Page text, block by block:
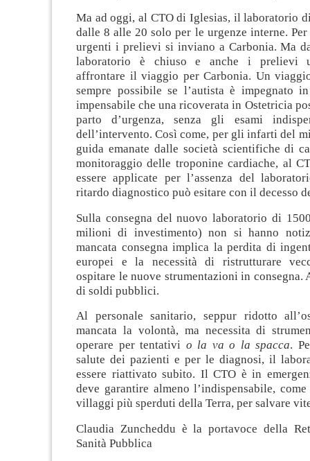
Ma ad oggi, al CTO di Iglesias, il laboratorio
dalle 8 alle 20 solo per le urgenze interne.
urgenti i prelievi si inviano a Carbonia. Ma
laboratorio è chiuso e anche i prelievi
affrontare il viaggio per Carbonia. Un
sempre possibile se l’autista è impegnato
impensabile che una ricoverata in Ostetricia
parto d’urgenza, senza gli esami
dell’intervento. Così come, per gli infarti del
guida emanate dalle società scientifiche di
monitoraggio delle troponine cardiache, al
essere applicate per l’assenza del
ritardo diagnostico può esitare con il decesso
Sulla consegna del nuovo laboratorio di
milioni di investimento) non si hanno
mancata consegna implica la perdita di
europei e la necessità di ristrutturare
ospitare le nuove strumentazioni in consegna.
di soldi pubblici.
Al personale sanitario, seppur ridotto
mancata la volontà, ma necessita di
operare per tentativi o la va o la spacca.
salute dei pazienti e per le diagnosi, il
essere riattivato subito. Il CTO è in
deve garantire almeno l’indispensabile,
villaggi più sperduti della Terra, per salvare
Claudia Zuncheddu è la portavoce della
Sanità Pubblica